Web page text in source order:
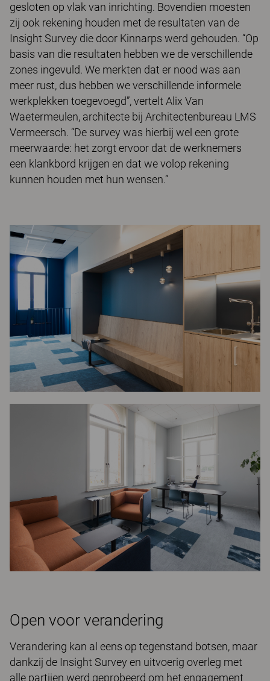
gesloten op vlak van inrichting. Bovendien moesten
zij ook rekening houden met de resultaten van de
Insight Survey die door Kinnarps werd gehouden. “Op
basis van die resultaten hebben we de verschillende
zones ingevuld. We merkten dat er nood was aan
meer rust, dus hebben we verschillende informele
werkplekken toegevoegd”, vertelt Alix Van
Waetermeulen, architecte bij Architectenbureau LMS
Vermeersch. “De survey was hierbij wel een grote
meerwaarde: het zorgt ervoor dat de werknemers
een klankbord krijgen en dat we volop rekening
kunnen houden met hun wensen.”
Open voor verandering
Verandering kan al eens op tegenstand botsen, maar
dankzij de Insight Survey en uitvoerig overleg met
alle partijen werd geprobeerd om het engagement